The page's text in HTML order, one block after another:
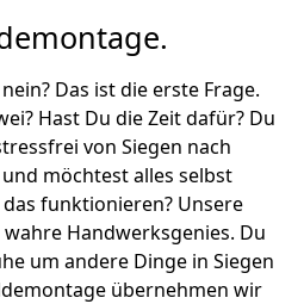
Das ist die erste Frage.
Hast Du die Zeit dafür? Du
von Siegen nach
möchtest alles selbst
funktionieren? Unsere
Handwerksgenies. Du
um andere Dinge in Siegen
übernehmen wir